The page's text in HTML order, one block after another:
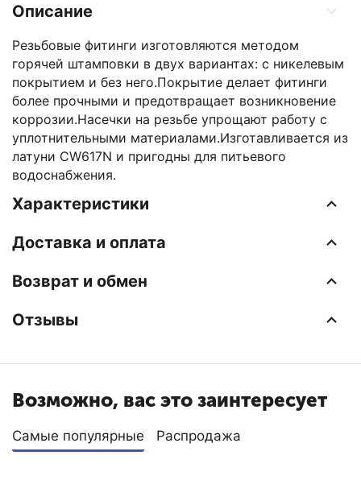
Описание
Резьбовые фитинги изготовляются методом
горячей штамповки в двух вариантах: с никелевым
покрытием и без него.Покрытие делает фитинги
более прочными и предотвращает возникновение
коррозии.Насечки на резьбе упрощают работу с
уплотнительными материалами.Изготавливается из
латуни CW617N и пригодны для питьевого
водоснабжения.
Характеристики
Доставка и оплата
Возврат и обмен
Отзывы
Возможно, вас это заинтересует
Самые популярные Распродажа